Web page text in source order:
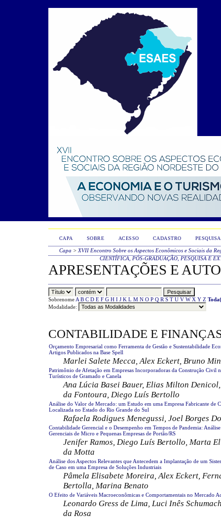
CAPA SOBRE ACESSO CADASTRO PESQUISA
Capa > XVII Encontro Sobre os Aspectos Econômicos e Sociais da
CIENTÍFICA, PÓS-GRADUAÇÃO, PESQUISA E
APRESENTAÇÕES E
Sobrenome A B C D E F G H I J K L M N O P Q R S T U V W X Y Z
Modalidade:
CONTABILIDADE E
Orçamento Empresarial como Ferramenta de Gestão e Sustentabilidade
Artigos Publicados na Base Spell
Marlei Salete Mecca, Alex Eckert, Bruno
Patrimônio de Afetação em Empresas Incorporadoras da Construção Civil
Turísticos de Gramado e Canela
Ana Lúcia Basei Bauer, Elias Milton
da Fontoura, Diego Luís Bertollo
Análise do Valor de Mercado: um Estudo em uma Empresa Fabricante de
Localizada no Estado do Rio Grande do Sul
Rafaela Rodigues Menegussi, Joel Borges
Contabilidade Gerencial e o Desempenho em Tempos de Pandemia:
Gerenciais de Micro e Pequenas Empresas de Portão/RS
Jenifer Ramos, Diego Luís Bertollo, Marta
da Motta
Análise dos Aspectos Relevantes que Antecedem a Implantação de um
de Caso em uma Empresa de Soluções Industriais
Pâmela Elisabete Moreira, Alex Eckert,
Bertolla, Marina Benato
O Efeito de Variáveis Macroeconômicas e Comportamentais no Mercado
Leonardo Gress de Lima, Luci Inês
da Rosa